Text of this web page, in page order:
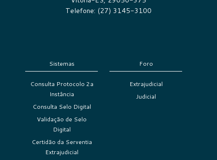
Telefone: (27) 3145-3100
Sistemas
Consulta Protocolo 2a
Instância
Consulta Selo Digital
Validação de Selo
Digital
Certidão da Serventia
Extrajudicial
Foro
Extrajudicial
Judicial